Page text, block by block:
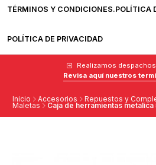
TÉRMINOS Y CONDICIONES.POLÍTICA
POLÍTICA DE PRIVACIDAD
Realizamos
Revisa aquí nuestros
Inicio Accesorios Repuestos y
Maletas Caja de herramientas